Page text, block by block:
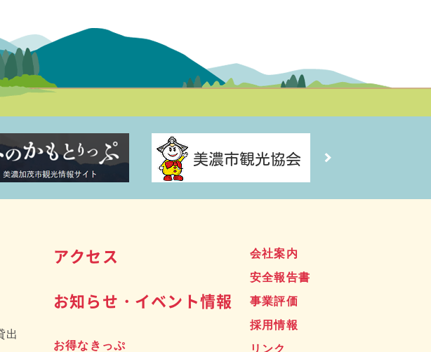
出
アクセス
お知らせ・イベント情報
お得なきっぷ
会社案内
安全報告書
事業評価
採用情報
リンク